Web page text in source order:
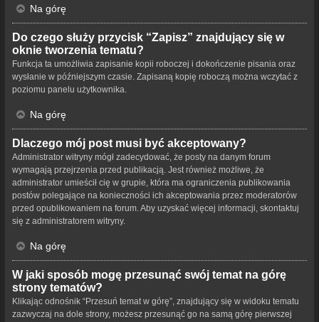
Na górę
Do czego służy przycisk “Zapisz” znajdujący się w
oknie tworzenia tematu?
Funkcja ta umożliwia zapisanie kopii roboczej i dokończenie pisania oraz
wysłanie w późniejszym czasie. Zapisaną kopię roboczą można wczytać z
poziomu panelu użytkownika.
Na górę
Dlaczego mój post musi być akceptowany?
Administrator witryny mógł zadecydować, że posty na danym forum
wymagają przejrzenia przed publikacją. Jest również możliwe, że
administrator umieścił cię w grupie, która ma ograniczenia publikowania
postów polegające na konieczności ich akceptowania przez moderatorów
przed opublikowaniem na forum. Aby uzyskać więcej informacji, skontaktuj
się z administratorem witryny.
Na górę
W jaki sposób mogę przesunąć swój temat na górę
strony tematów?
Klikając odnośnik “Przesuń temat w górę”, znajdujący się w widoku tematu
zazwyczaj na dole strony, możesz przesunąć go na samą górę pierwszej